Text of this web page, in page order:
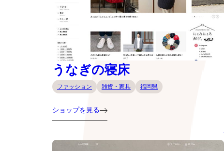
うなぎの寝床
ファッション 雑貨・家具 福岡県
ショップを見る